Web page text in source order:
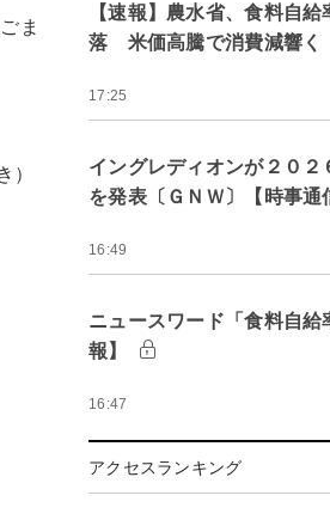
ま
）
【速報】農水省、食料自
落 米価高騰で消費減響く
17:25
イングレディオンが２０２
を発表〔ＧＮＷ〕【時事通
16:49
ニュースワード「食料自給
報】
16:47
アクセスランキング